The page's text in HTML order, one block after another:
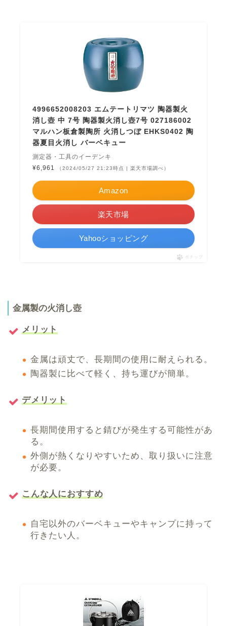
4996652008203 エムテートリマツ 陶器製火
消し壺 中 7号 陶器製火消し壺7号 027186002
マルハン板倉製陶所 火消しつぼ EHKS0402 陶
器夏目火消し バーベキュー
測定器・工具のイーデンキ
¥6,961
（2024/05/27 21:23時点 | 楽天市場調べ）
Amazon
楽天市場
Yahooショッピング
ポチップ
金属製の火消し壺
メリット
金属は頑丈で、長期間の使用に耐えられる。
陶器製に比べて軽く、持ち運びが簡単。
デメリット
長期間使用すると錆びが発生する可能性があ
る。
外側が熱くなりやすいため、取り扱いに注意
が必要。
こんな人におすすめ
自宅以外のバーベキューやキャンプに持って
行きたい人。